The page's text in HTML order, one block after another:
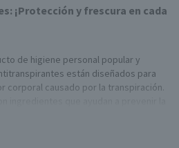
¡Protección y frescura en cada
de higiene personal popular y
están diseñados para
corporal causado por la transpiración.
que causan el mal olor.